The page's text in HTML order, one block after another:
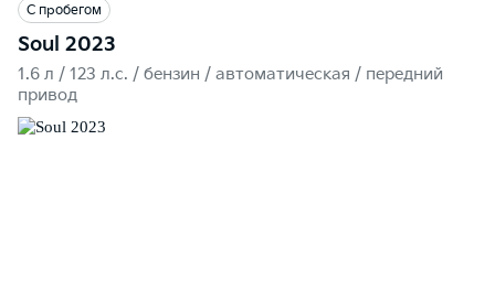
С пробегом
Soul 2023
1.6 л / 123 л.c. / бензин / автоматическая / передний
привод